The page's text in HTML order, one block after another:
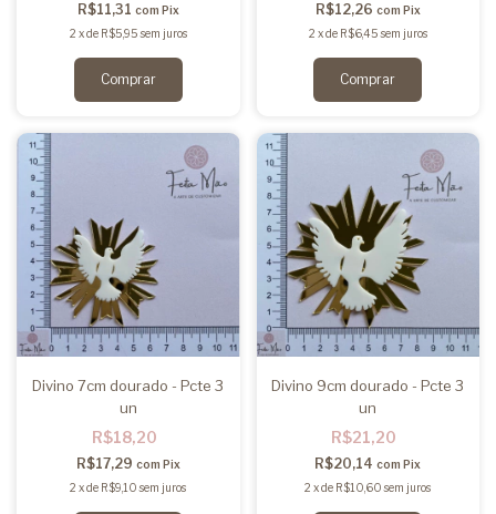
R$11,31 com Pix
2 xde R$5,95 sem juros
R$12,26 com Pix
2 xde R$6,45 sem juros
Divino 7cm dourado - Pcte 3
un
R$18,20
R$17,29 com Pix
2 xde R$9,10 sem juros
Divino 9cm dourado - Pcte 3
un
R$21,20
R$20,14com Pix
2 xde R$10,60 sem juros